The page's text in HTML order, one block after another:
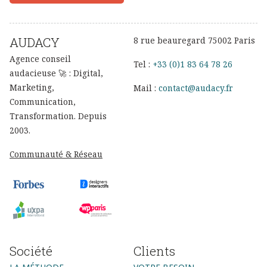
AUDACY
Agence conseil
audacieuse 🚀 : Digital,
Marketing,
Communication,
Transformation. Depuis
2003.
Communauté & Réseau
8 rue beauregard 75002 Paris
Tel : +33 (0)1 83 64 78 26
Mail : contact@audacy.fr
Société Clients